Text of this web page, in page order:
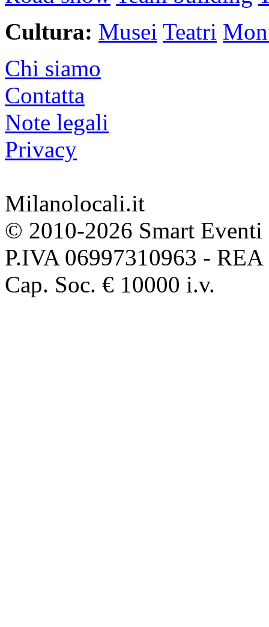
Cultura: Musei Teatri
Chi siamo
Contatta
Note legali
Privacy
Milanolocali.it
© 2010-2026 Smart Eventi
P.IVA 06997310963 -
Cap. Soc. € 10000 i.v.